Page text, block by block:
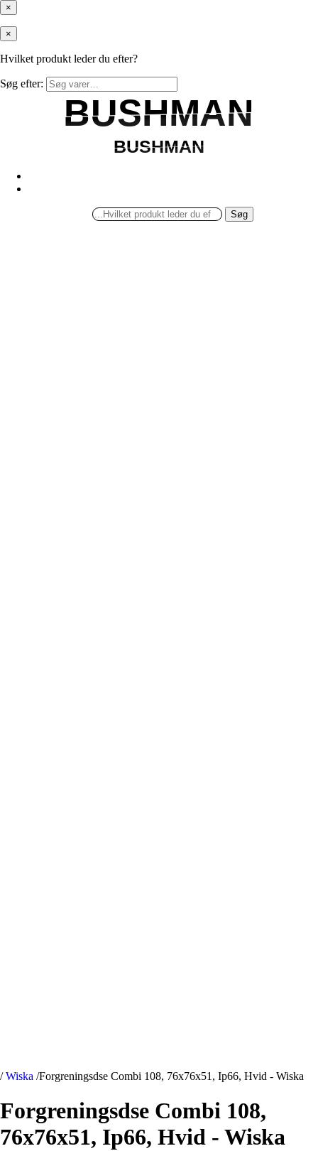
×
×
Hvilket produkt leder du efter?
Søg efter:
BUSHMAN
BUSHMAN
BUSHMAN
BUSHMAN
Søg
/ Wiska /Forgreningsdse Combi 108, 76x76x51, Ip66, Hvid - Wiska
Forgreningsdse Combi 108,
76x76x51, Ip66, Hvid - Wiska